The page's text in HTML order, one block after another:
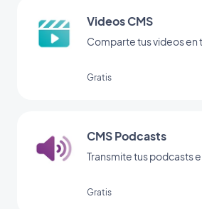
Videos CMS
Comparte tus videos en
Gratis
CMS Podcasts
Transmite tus podcasts
Gratis